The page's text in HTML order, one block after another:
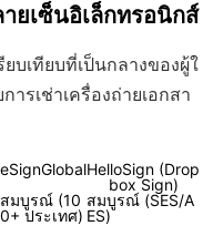
ยเซ็นอิเล็กทรอนิกส์
บเทียบที่เป็นกลางของผู้ใ
รเช่าเครื่องถ่ายเอกสา
eSignGlobalHelloSign (Drop
box Sign)
สมบูรณ์ (10
0+ ประเทศ)
สมบูรณ์ (SES/A
ES)